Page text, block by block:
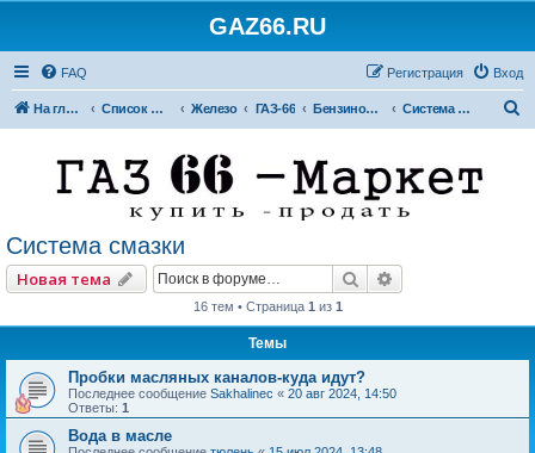
GAZ66.RU
FAQ Вход
Регистрация
На главную Список форумов Железо ГАЗ-66 Бензиновые двигатели Система смазки
Система смазки
Новая тема Поиск
16 тем • Страница 1 из 1
Темы
Пробки масляных каналов-куда идут?
Последнее сообщение Sakhalinec « 20 авг 2024, 14:50
Ответы: 1
Вода в масле